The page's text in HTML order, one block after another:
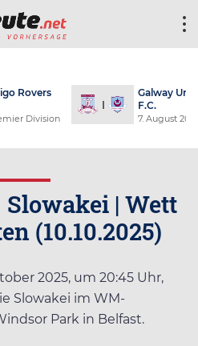
FC - Dundalk
Division 8.
| Wett
(10.10.2025)
2025, um 20:45 Uhr,
Slowakei im WM-
Park in Belfast.